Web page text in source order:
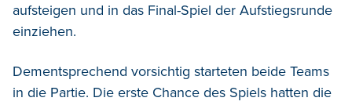
aufsteigen und in das Final-Spiel der Aufstiegsrunde
einziehen.
Dementsprechend vorsichtig starteten beide Teams
in die Partie. Die erste Chance des Spiels hatten die